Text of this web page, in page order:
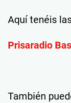
Aquí tenéis
Prisaradio
También